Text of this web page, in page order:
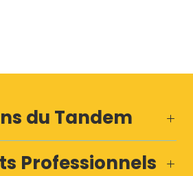
du Tandem
Professionnels